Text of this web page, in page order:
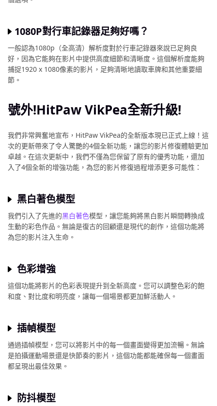
1080P對行車記錄器足夠好嗎？
一般認為1080p（全高清）解析度對於行車記錄器來說已足夠良
好，因為它能夠在影片中提供高度細節和清晰度。這個解析度能夠
捕捉1920 x 1080像素的影片，足夠清晰地讀取車牌和其他重要細
節。
號外!HitPaw VikPea全新升級!
我們非常興奮地宣布，HitPaw VikPea的全新版本現已正式上線！這
次的更新帶來了令人驚艷的4個全新功能，讓您的影片修復體驗更加
卓越。在這次更新中，我們不僅為您保留了原有的優秀功能，還加
入了4個全新的增強功能，為您的影片修復過程增添更多可能性：
黑白著色模型
我們引入了先進的黑白著色模型，讓您能夠將黑白影片瞬間轉換成
生動的彩色作品。無論是復古的回顧還是現代的創作，這個功能將
為您的影片注入生命。
色彩增強
這個功能將影片的色彩表現提升到全新高度。您可以調整色彩的飽
和度、對比度和明亮度，讓每一個場景都更加鮮活動人。
插幀模型
通過插幀模型，您可以將影片中的每一個畫面變得更加流暢。無論
是拍攝運動場景還是快節奏的影片，這個功能都能確保每一個畫面
都呈現出最佳效果。
防抖模型